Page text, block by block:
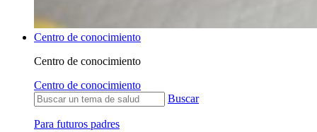
Centro de conocimiento
Centro de conocimiento
Centro de conocimiento
Buscar
Para futuros padres